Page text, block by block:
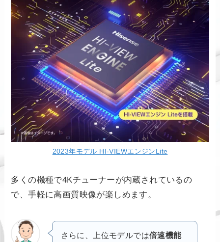
2023年モデル HI-VIEWエンジンLite
多くの機種で4Kチューナーが内蔵されているの
で、手軽に高画質映像が楽しめます。
さらに、上位モデルでは倍速機能